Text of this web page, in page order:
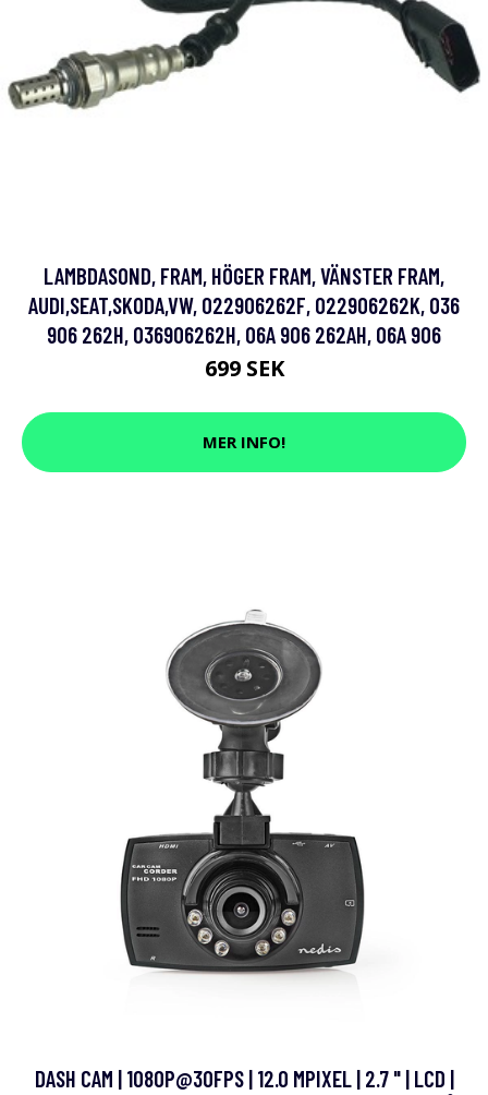
LAMBDASOND, FRAM, HÖGER FRAM, VÄNSTER FRAM,
AUDI,SEAT,SKODA,VW, 022906262F, 022906262K, 036
906 262H, 036906262H, 06A 906 262AH, 06A 906
699 SEK
MER INFO!
DASH CAM | 1080P@30FPS | 12.0 MPIXEL | 2.7 " | LCD |